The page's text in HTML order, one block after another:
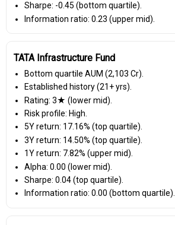
Sharpe: -0.45 (bottom quartile).
Information ratio: 0.23 (upper mid).
TATA Infrastructure Fund
Bottom quartile AUM (₹2,103 Cr).
Established history (21+ yrs).
Rating: 3★ (lower mid).
Risk profile: High.
5Y return: 17.16% (top quartile).
3Y return: 14.50% (top quartile).
1Y return: 7.82% (upper mid).
Alpha: 0.00 (lower mid).
Sharpe: 0.04 (top quartile).
Information ratio: 0.00 (bottom quartile).